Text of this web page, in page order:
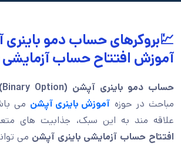
💹بروکرهای حساب دمو
آموزش افتتاح حساب آزمایشی
حساب دمو باینری آپشن (Binary Option)،
مباحث در حوزه آموزش باینری آپشن می
علاقه مند به این سبک، جذابیت های
افتتاح حساب آزمایشی باینری آپشن می